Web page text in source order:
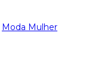
Moda Mulher